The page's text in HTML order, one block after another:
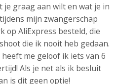
graag aan wilt en wat je in
mijn zwangerschap
op AliExpress besteld, die
die ik nooit heb gedaan.
me geloof ik iets van 6
Als je net als ik besluit
is dit geen optie!